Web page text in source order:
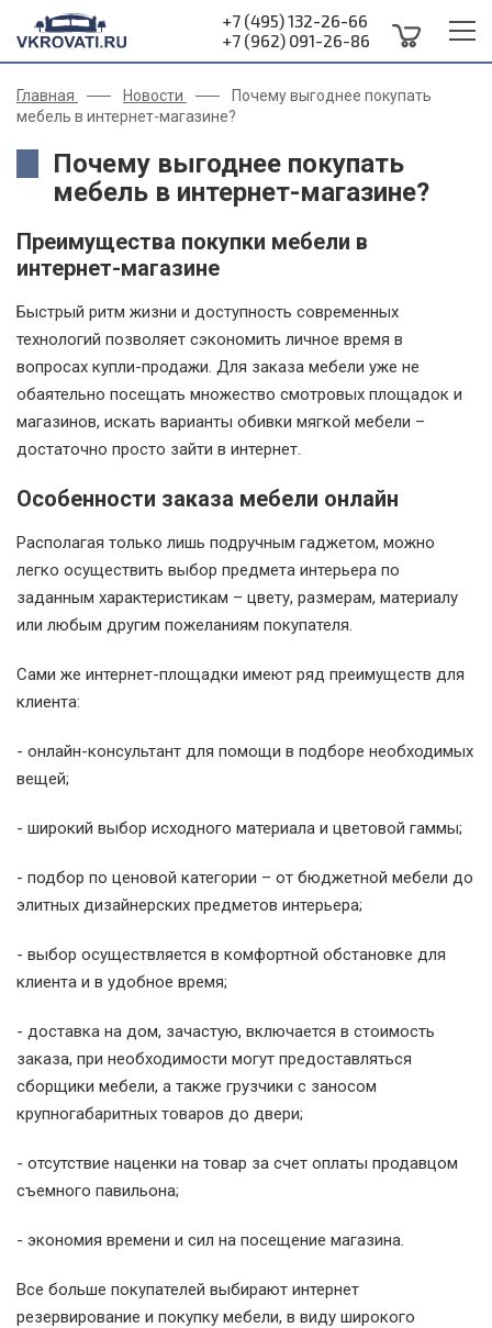
+7 (495) 132-26-66
+7 (962) 091-26-86
Главная Новости
Почему выгоднее покупать
мебель в интернет-магазине?
Почему выгоднее покупать
мебель в интернет-магазине?
Преимущества покупки мебели в
интернет-магазине
Быстрый ритм жизни и доступность современных
технологий позволяет сэкономить личное время в
вопросах купли-продажи. Для заказа мебели уже не
обаятельно посещать множество смотровых площадок и
магазинов, искать варианты обивки мягкой мебели –
достаточно просто зайти в интернет.
Особенности заказа мебели онлайн
Располагая только лишь подручным гаджетом, можно
легко осуществить выбор предмета интерьера по
заданным характеристикам – цвету, размерам, материалу
или любым другим пожеланиям покупателя.
Сами же интернет-площадки имеют ряд преимуществ для
клиента:
- онлайн-консультант для помощи в подборе необходимых
вещей;
- широкий выбор исходного материала и цветовой гаммы;
- подбор по ценовой категории – от бюджетной мебели до
элитных дизайнерских предметов интерьера;
- выбор осуществляется в комфортной обстановке для
клиента и в удобное время;
- доставка на дом, зачастую, включается в стоимость
заказа, при необходимости могут предоставляться
сборщики мебели, а также грузчики с заносом
крупногабаритных товаров до двери;
- отсутствие наценки на товар за счет оплаты продавцом
съемного павильона;
- экономия времени и сил на посещение магазина.
Все больше покупателей выбирают интернет
резервирование и покупку мебели, в виду широкого